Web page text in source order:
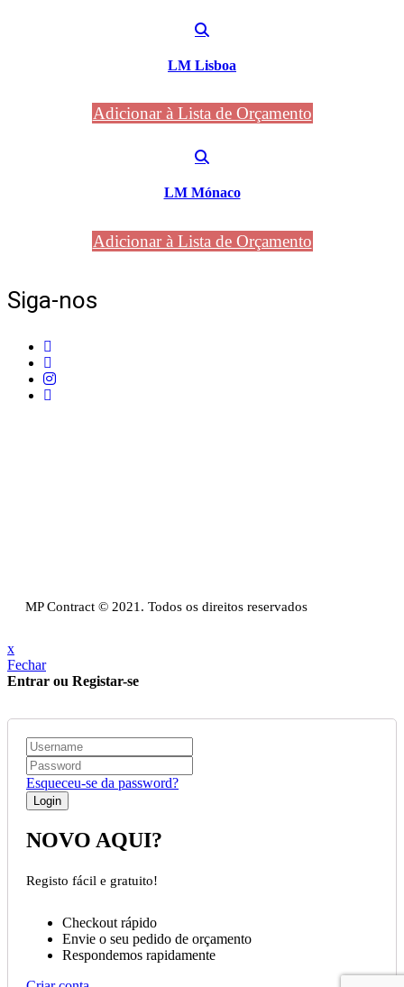
LM Lisboa
Adicionar à Lista de Orçamento
LM Mónaco
Adicionar à Lista de Orçamento
Siga-nos
MP Contract © 2021. Todos os direitos reservados
x
Fechar
Entrar ou Registar-se
Esqueceu-se da password?
NOVO AQUI?
Registo fácil e gratuito!
Checkout rápido
Envie o seu pedido de orçamento
Respondemos rapidamente